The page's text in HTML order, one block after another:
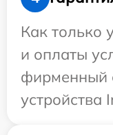
Как только
и оплаты
фирменный
устройства